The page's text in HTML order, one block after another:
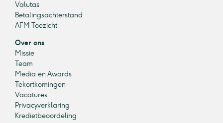
Valutas
Betalingsachterstand
AFM Toezicht
Over ons
Missie
Team
Media en Awards
Tekortkomingen
Vacatures
Privacyverklaring
Kredietbeoordeling